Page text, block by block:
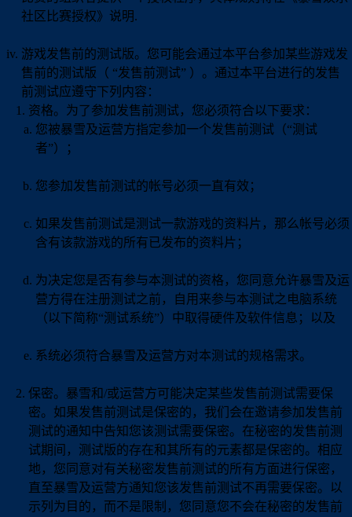
社区比赛授权》说明.
游戏发售前的测试版。您可能会通过本平台参加某些游戏发
售前的测试版（ “发售前测试” ）。通过本平台进行的发售
前测试应遵守下列内容：
资格。为了参加发售前测试，您必须符合以下要求：
您被暴雪及运营方指定参加一个发售前测试（“测试
者”）；
您参加发售前测试的帐号必须一直有效；
如果发售前测试是测试一款游戏的资料片，那么帐号必须
含有该款游戏的所有已发布的资料片；
为决定您是否有参与本测试的资格，您同意允许暴雪及运
营方得在注册测试之前，自用来参与本测试之电脑系统
（以下简称“测试系统”）中取得硬件及软件信息；以及
系统必须符合暴雪及运营方对本测试的规格需求。
保密。暴雪和/或运营方可能决定某些发售前测试需要保
密。如果发售前测试是保密的，我们会在邀请参加发售前
测试的通知中告知您该测试需要保密。在秘密的发售前测
试期间，测试版的存在和其所有的元素都是保密的。相应
地，您同意对有关秘密发售前测试的所有方面进行保密，
直至暴雪及运营方通知您该发售前测试不再需要保密。以
示列为目的，而不是限制，您同意您不会在秘密的发售前